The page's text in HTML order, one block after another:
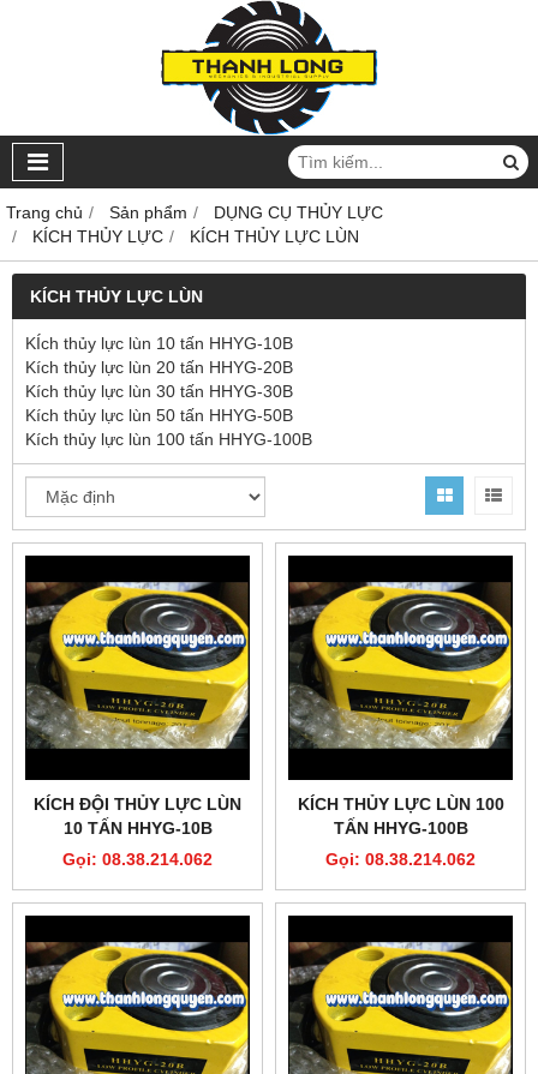
Trang chủ Sản phẩm
DỤNG CỤ THỦY LỰC
KÍCH THỦY LỰC
KÍCH THỦY LỰC LÙN
KÍCH THỦY LỰC LÙN
KÍch thủy lực lùn 10 tấn HHYG-10B
Kích thủy lực lùn 20 tấn HHYG-20B
Kích thủy lực lùn 30 tấn HHYG-30B
Kích thủy lực lùn 50 tấn HHYG-50B
Kích thủy lực lùn 100 tấn HHYG-100B
KÍCH ĐỘI THỦY LỰC LÙN
10 TẤN HHYG-10B
Gọi: 08.38.214.062
KÍCH THỦY LỰC LÙN 100
TẤN HHYG-100B
Gọi: 08.38.214.062